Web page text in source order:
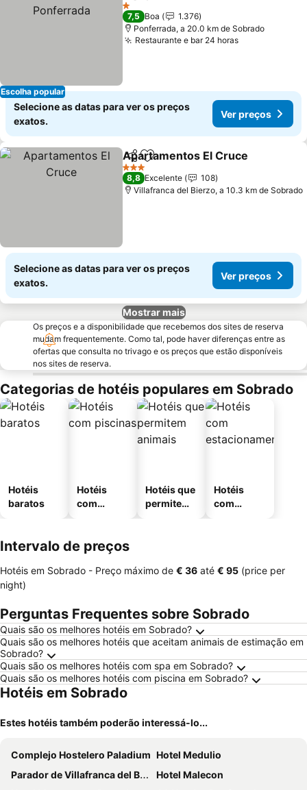
Escolha popular
1 Estrelas
7,5 Boa
1.376
Ponferrada, a 20.0 km de Sobrado
Restaurante e bar 24 horas
Selecione as datas para ver os preços
exatos.
Ver preços
PartilharAdicionar aos favoritos
Apartamentos El Cruce
3 Estrelas
8,8 Excelente
108
Villafranca del Bierzo, a 10.3 km de Sobrado
Selecione as datas para ver os preços
exatos.
Ver preços
Mostrar mais
Os preços e a disponibilidade que recebemos dos sites de reserva
mudam frequentemente. Como tal, pode haver diferenças entre as
ofertas que consulta no trivago e os preços que estão disponíveis
nos sites de reserva.
Categorias de hotéis populares em Sobrado
Hotéis
baratos
Hotéis
com
Hotéis que
permitem
Hotéis
com
Intervalo de preços
Hotéis em Sobrado - Preço máximo de ‎€ 36 até ‎€ 95 (price per
night)
Perguntas Frequentes sobre Sobrado
Quais são os melhores hotéis em Sobrado?
Quais são os melhores hotéis que aceitam animais de estimação em
Sobrado?
Quais são os melhores hotéis com spa em Sobrado?
Quais são os melhores hotéis com piscina em Sobrado?
Hotéis em Sobrado
Estes hotéis também poderão interessá-lo...
Complejo Hostelero Paladium Hotel Medulio
Parador de Villafranca del Bierzo
Hotel Malecon